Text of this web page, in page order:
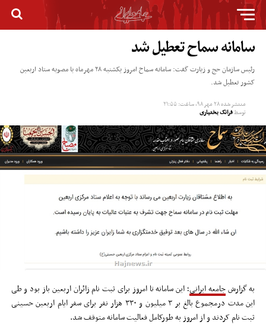
سامانه سماح تعطیل شد
رئیس سازمان حج و زیارت گفت: سامانه سماح امروز یکشنبه ۲۸ مهرماه با مصوبه ستاد اربعین
کشور تعطیل شد.
منتشر شده۲۸ مهر ۹۸, ساعت: ۲۱:۵۵
توسطفرانک بختیاری
به گزارشجامعه ایرانی؛ این سامانه تا امروز برای ثبت نام زائران اربعین باز بود و طی
این مدت درمجموع بالغ بر ۳ میلیون و ۳۳۰ هزار نفر برای سفر ایام اربعین حسینی
ثبت نام کردند و از امروز به طورکامل فعالیت سامانه متوقف شد.